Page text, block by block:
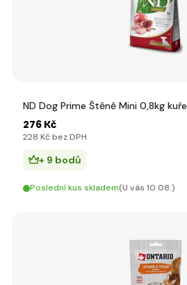
ND Dog Prime Štěně Mini 0,8kg kuře
276 Kč
228 Kč bez DPH
+ 9 bodů
Poslední kus skladem(U vás 10.08.)